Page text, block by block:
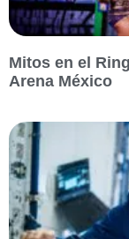
Mitos en el
Arena México